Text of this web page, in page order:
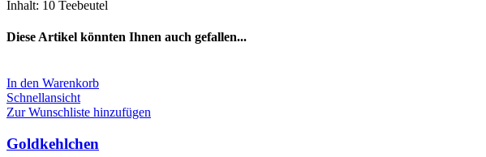
Inhalt: 10 Teebeutel
Diese Artikel könnten Ihnen auch gefallen...
In den Warenkorb
Schnellansicht
Zur Wunschliste hinzufügen
Goldkehlchen